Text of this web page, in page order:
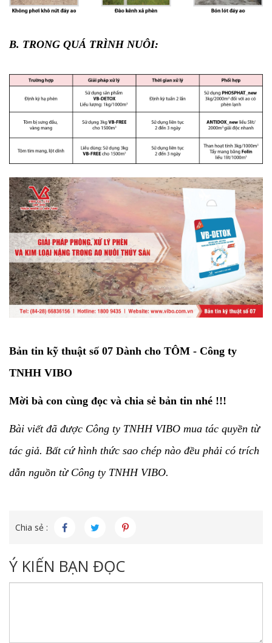
B. TRONG QUÁ TRÌNH NUÔI:
Bản tin kỹ thuật số 07 Dành cho TÔM - Công ty
TNHH VIBO
Mời bà con cùng đọc và chia sẻ bản tin nhé !!!
Bài viết đã được Công ty TNHH VIBO mua tác quyền từ
tác giả. Bất cứ hình thức sao chép nào đều phải có trích
dẫn nguồn từ Công ty TNHH VIBO.
Chia sẻ :
Ý KIẾN BẠN ĐỌC